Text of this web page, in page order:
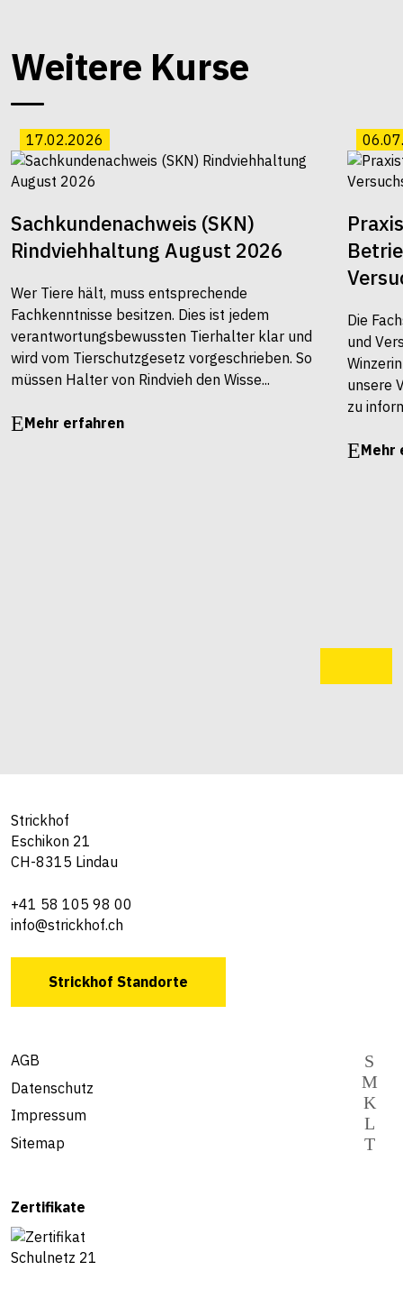
Weitere Kurse
17.02.2026
Sachkundenachweis (SKN)
Rindviehhaltung August 2026
Wer Tiere hält, muss entsprechende
Fachkenntnisse besitzen. Dies ist jedem
verantwortungsbewussten Tierhalter klar und
wird vom Tierschutzgesetz vorgeschrieben. So
müssen Halter von Rindvieh den Wisse...
Mehr erfahren
Die
und
unsere
zu
Mehr
Strickhof
Eschikon 21
CH-8315 Lindau
+41 58 105 98 00
info@strickhof.ch
Strickhof Standorte
AGB
Datenschutz
Impressum
Sitemap
Zertifikate